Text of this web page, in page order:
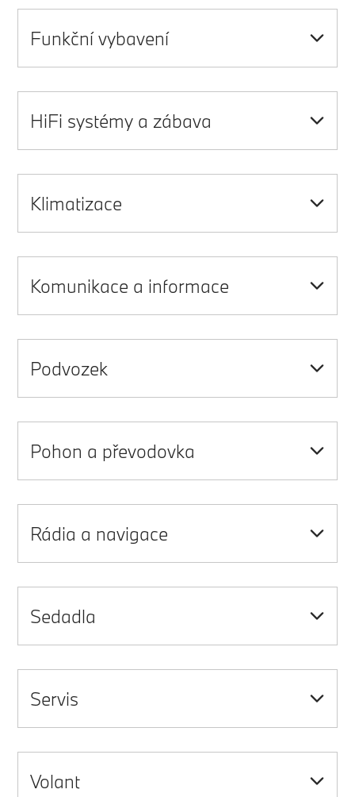
Funkční vybavení
HiFi systémy a zábava
Klimatizace
Komunikace a informace
Podvozek
Pohon a převodovka
Rádia a navigace
Sedadla
Servis
Volant